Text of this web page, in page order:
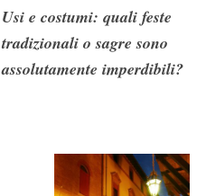
Usi e costumi: quali feste
tradizionali o sagre sono
assolutamente imperdibili?